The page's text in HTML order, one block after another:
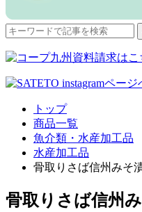
検
対
トップ
商品一覧
魚介類・水産加工品
水産加工品
骨取りさば信州みそ
骨取りさば信州